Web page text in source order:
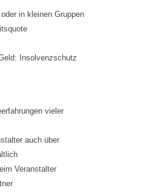
in kleinen Gruppen
Insolvenzschutz
vieler
auch über
Veranstalter